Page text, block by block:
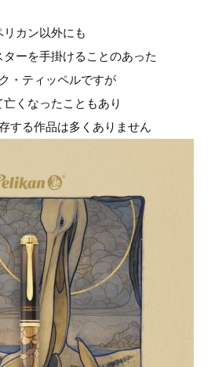
リカン以外にも
ーを手掛けることのあった
・ティッペルですが
亡くなったこともあり
する作品は多くありません